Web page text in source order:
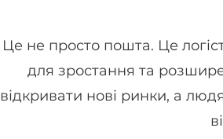
Це не просто пошта. Це
для зростання та
відкривати нові ринки, а